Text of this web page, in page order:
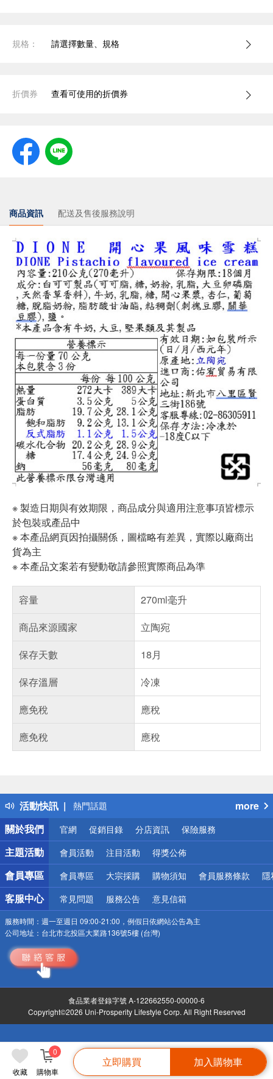
收藏 購物車
0
立即購買 加入購物車
規格： 請選擇數量、規格
折價券 查看可使用的折價券
商品資訊 配送及售後服務說明
※ 製造日期與有效期限，商品成分與適用注意事項皆標示
於包裝或產品中
※ 本產品網頁因拍攝關係，圖檔略有差異，實際以廠商出
貨為主
※ 本產品文案若有變動敬請參照實際商品為準
容量
270ml毫升
商品來源國家
立陶宛
保存天數
18月
保存溫層
冷凍
應免稅
應稅
應免稅
應稅
活動快訊
得獎公告
熱門話題
銀行優惠
偏遠地區配送
詐騙網頁！請小心！
more
關於我們
官網 促銷目錄 分店資訊 保險服務
主題活動 會員活動 注目活動 得獎公佈
會員專區 會員專區 大宗採購 購物須知 會員服務條款 隱
客服中心 常見問題 服務公告 意見信箱
服務時間： 週一至週日 09:00-21:00，例假日依網站公告為主
公司地址： 台北市北投區大業路136號5樓 (台灣)
食品業者登錄字號 A-122662550-00000-6
Copyright©2026 Uni-Prosperity Lifestyle Corp. All Right Reserved